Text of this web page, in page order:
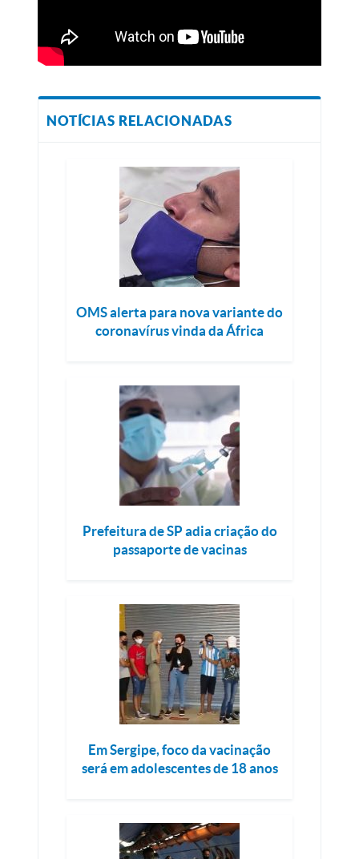
NOTÍCIAS RELACIONADAS
OMS alerta para nova variante do
coronavírus vinda da África
Prefeitura de SP adia criação do
passaporte de vacinas
Em Sergipe, foco da vacinação
será em adolescentes de 18 anos